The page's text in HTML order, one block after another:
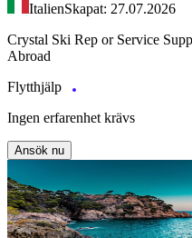
ItalienSkapat: 27.07.2026
Crystal Ski Rep or Service
Abroad
Flytthjälp
Ingen erfarenhet krävs
Ansök nu